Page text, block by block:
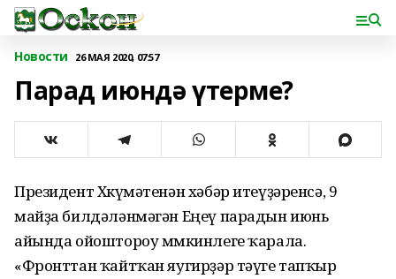
Новости 26 МАЯ 2020, 07:57
Парад июндә үтерме?
Президент Хөкүмәтенән хәбәр итеүҙәренсә, 9
майҙа билдәләнмәгән Еңеү парадын июнь
айында ойоштороу мөмкинлеге ҡарала.
«Фронттан ҡайтҡан яугирҙәр тәүге тапҡыр